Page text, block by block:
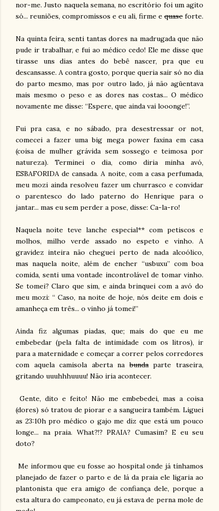
nor-me. Justo naquela semana, no escritório foi um agito
só... reuniões, compromissos e eu ali, firme e quase forte.
Na quinta feira, senti tantas dores na madrugada que não
pude ir trabalhar, e fui ao médico cedo! Ele me disse que
tirasse uns dias antes do bebê nascer, pra que eu
descansasse. A contra gosto, porque queria sair só no dia
do parto mesmo, mas por outro lado, já não agüentava
mais mesmo o peso e as dores nas costas... O médico
novamente me disse: “Espere, que ainda vai looonge!”.
Fui pra casa, e no sábado, pra desestressar or not,
comecei a fazer uma big mega power faxina em casa
(coisa de mulher grávida sem sossego e teimosa por
natureza). Terminei o dia, como diria minha avó,
ESBAFORIDA de cansada. A noite, com a casa perfumada,
meu mozi ainda resolveu fazer um churrasco e convidar
o parentesco do lado paterno do Henrique para o
jantar... mas eu sem perder a pose, disse: Ca-la-ro!
Naquela noite teve lanche especial** com petiscos e
molhos, milho verde assado no espeto e vinho. A
gravidez inteira não cheguei perto de nada alcoólico,
mas naquela noite, além de encher “usbuxu” com boa
comida, senti uma vontade incontrolável de tomar vinho.
Se tomei? Claro que sim, e ainda brinquei com a avó do
meu mozi: “ Caso, na noite de hoje, nós deite em dois e
amanheça em três... o vinho já tomei!”
Ainda fiz algumas piadas, que; mais do que eu me
embebedar (pela falta de intimidade com os litros), ir
para a maternidade e começar a correr pelos corredores
com aquela camisola aberta nabundaparte traseira,
gritando uuuhhhuuuu! Não iria acontecer.
Gente, dito e feito! Não me embebedei, mas a coisa
(dores) só tratou de piorar e a sangueira também. Liguei
as 23:10h pro médico o gajo me diz que está um pouco
longe... na praia. What?!? PRAIA? Cumasim? E eu seu
doto?
Me informou que eu fosse ao hospital onde já tínhamos
planejado de fazer o parto e de lá da praia ele ligaria ao
plantonista que era amigo de confiança dele, porque a
esta altura do campeonato, eu já estava de perna mole de